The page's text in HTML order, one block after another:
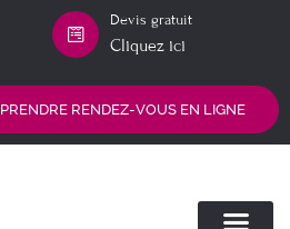
Devis gratuit
Cliquez ici
PRENDRE RENDEZ-VOUS EN LIGNE